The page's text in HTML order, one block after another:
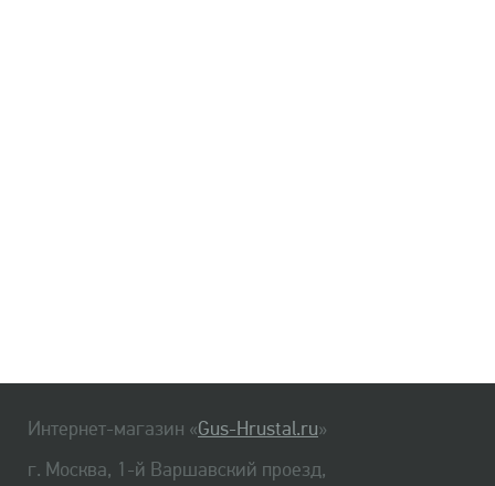
Интернет-магазин «Gus-Hrustal.ru»
г. Москва, 1-й Варшавский проезд,